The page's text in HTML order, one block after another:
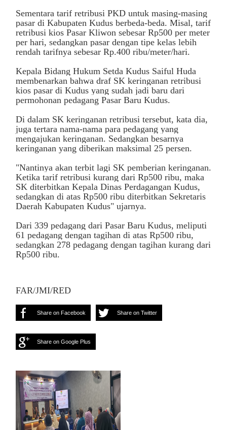
Sementara tarif retribusi PKD untuk masing-masing
pasar di Kabupaten Kudus berbeda-beda. Misal, tarif
retribusi kios Pasar Kliwon sebesar Rp500 per meter
per hari, sedangkan pasar dengan tipe kelas lebih
rendah tarifnya sebesar Rp.400 ribu/meter/hari.
Kepala Bidang Hukum Setda Kudus Saiful Huda
membenarkan bahwa draf SK keringanan retribusi
kios pasar di Kudus yang sudah jadi baru dari
permohonan pedagang Pasar Baru Kudus.
Di dalam SK keringanan retribusi tersebut, kata dia,
juga tertara nama-nama para pedagang yang
mengajukan keringanan. Sedangkan besarnya
keringanan yang diberikan maksimal 25 persen.
"Nantinya akan terbit lagi SK pemberian keringanan.
Ketika tarif retribusi kurang dari Rp500 ribu, maka
SK diterbitkan Kepala Dinas Perdagangan Kudus,
sedangkan di atas Rp500 ribu diterbitkan Sekretaris
Daerah Kabupaten Kudus" ujarnya.
Dari 339 pedagang dari Pasar Baru Kudus, meliputi
61 pedagang dengan tagihan di atas Rp500 ribu,
sedangkan 278 pedagang dengan tagihan kurang dari
Rp500 ribu.
FAR/JMI/RED
Share on Facebook Share on Twitter
Share on Google Plus